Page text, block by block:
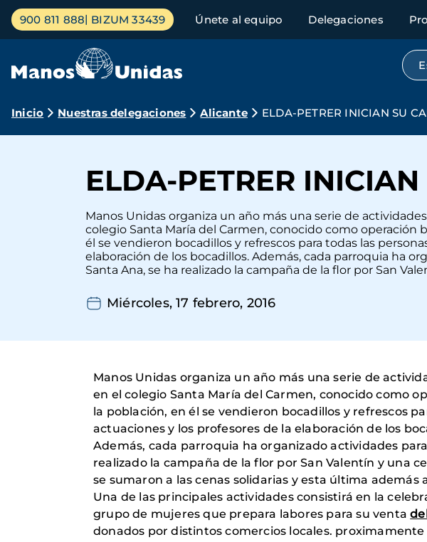
Pasar
contenido
Menú
principal
900 811 888 BIZUM 33439 Únete al equipo Delegaciones
Ruta
navegación
Inicio Nuestras delegaciones Alicante ELDA-PETRER INICIAN SU
ELDA-PETRER
Manos Unidas organiza un año más una serie de
colegio Santa María del Carmen, conocido como operación
él se vendieron bocadillos y refrescos para todas las
elaboración de los bocadillos. Además, cada parroquia ha
Santa Ana, se ha realizado la campaña de la flor por San
Miércoles, 17 febrero, 2016
Manos Unidas organiza un año más una serie de
en el colegio Santa María del Carmen, conocido como
la población, en él se vendieron bocadillos y refrescos
actuaciones y los profesores de la elaboración de los
Además, cada parroquia ha organizado actividades
realizado la campaña de la flor por San Valentín y una
se sumaron a las cenas solidarias y esta última además
Una de las principales actividades consistirá en la
grupo de mujeres que prepara labores para su venta
donados por distintos comercios locales.